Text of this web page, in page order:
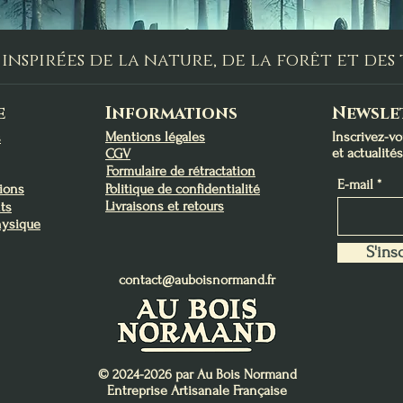
Lughnasadh
Ajouter au panier
Lughnasadh
Ajouter au panier
Abondance
Ajouter au panier
Protection
Ajouter au panier
Trésors du Lagon
Ajouter au panier
Charme et de
Rupture de stock
de la nature, de la forêt et
Informations
Mentions légales
CGV
Politique de confidentialité
Livraisons et retours
Formulaire de rétractation
contact@auboisnormand.fr
© 2024-2026 par Au Bois Normand
Entreprise Artisanale Française
Inscrivez-
et
E-mail